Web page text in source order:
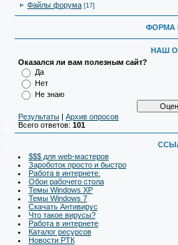
Файлы форума [17]
ФОРМА
НАШ
Оказался ли вам полезным сайт?
Да
Нет
Не знаю
Результаты | Архив опросов
Всего ответов: 101
$$$ для web-мастеров
Зароботок просто и быстро
Работа в интернете.
Обои рабочего стола
Темы Windows XP
Темы Windows 7
Скачать Антивирус
Что такое вирусы?
Работа в интернете
Каталог ресурсов
Новости РТК